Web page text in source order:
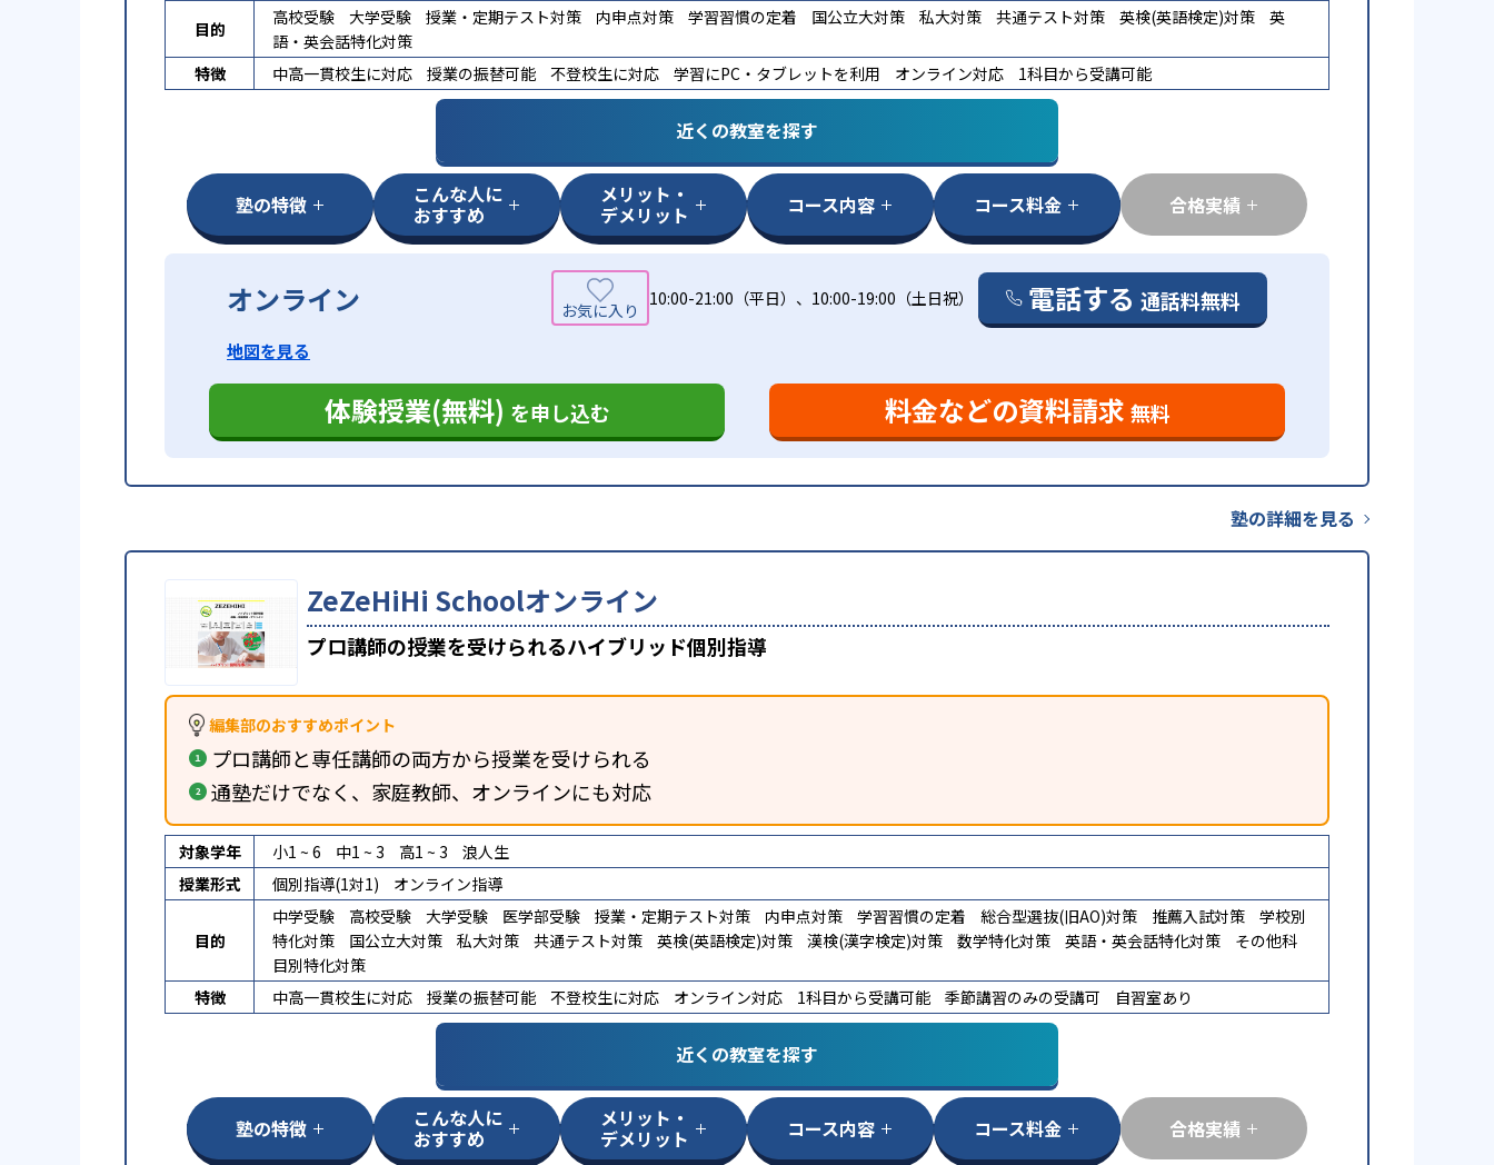
目的
高校受験 大学受験 授業・定期テスト対策 内申点対策 学習習慣の定着 国公立大対策 私大対策 共通テスト対策 英検(英語検定)対策
英
語・英会話特化対策
特徴
中高一貫校生に対応 授業の振替可能 不登校生に対応 学習にPC・タブレットを利用 オンライン対応 1科目から受講可能
近くの教室を探す
塾の特徴 こんな人に
おすすめ
メリット・
デメリット コース内容 コース料金 合格実績
オンライン 10:00-21:00（平日）、10:00-19:00（土日祝） 電話する 通話料無料
地図を見る
体験授業(無料) を申し込む 料金などの資料請求 無料
塾の詳細を見る
ZeZeHiHi Schoolオンライン
プロ講師の授業を受けられるハイブリッド個別指導
編集部のおすすめポイント
プロ講師と専任講師の両方から授業を受けられる
通塾だけでなく、家庭教師、オンラインにも対応
対象学年 小1 ~ 6 中1 ~ 3 高1 ~ 3
浪人生
授業形式
個別指導(1対1) オンライン指導
目的
中学受験 高校受験 大学受験 医学部受験 授業・定期テスト対策 内申点対策 学習習慣の定着 総合型選抜(旧AO)対策 推薦入試対策
学校別
特化対策
国公立大対策 私大対策 共通テスト対策 英検(英語検定)対策 漢検(漢字検定)対策 数学特化対策 英語・英会話特化対策
その他科
目別特化対策
特徴
中高一貫校生に対応 授業の振替可能 不登校生に対応 オンライン対応 1科目から受講可能 季節講習のみの受講可 自習室あり
近くの教室を探す
塾の特徴 こんな人に
おすすめ
メリット・
デメリット コース内容 コース料金 合格実績